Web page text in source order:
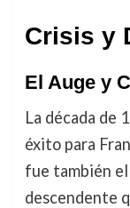
Crisis y
El Auge y
La década de
éxito para
fue también
descendente